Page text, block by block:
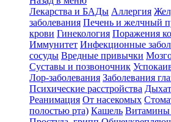
Лекарства и БАДы Аллергия
заболевания Печень и желчный
крови Гинекология Поражения
Иммунитет Инфекционные
сосуды Вредные привычки
Суставы и позвоночник
Лор-заболевания Заболевания
Психические расстройства
Реанимация От насекомых
полостью рта) Кашель Витамины